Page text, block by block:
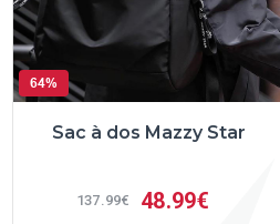
64%
Sac à dos Mazzy Star
137 99€ 48 99€